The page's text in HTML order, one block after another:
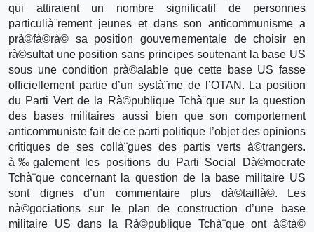
qui attiraient un nombre significatif de personnes
particulià¨rement jeunes et dans son anticommunisme a
prà©fà©rà© sa position gouvernementale de choisir en
rà©sultat une position sans principes soutenant la base US
sous une condition prà©alable que cette base US fasse
officiellement partie d’un systà¨me de l’OTAN. La position
du Parti Vert de la Rà©publique Tchà¨que sur la question
des bases militaires aussi bien que son comportement
anticommuniste fait de ce parti politique l’objet des opinions
critiques de ses collà¨gues des partis verts à©trangers.
à‰galement les positions du Parti Social Dà©mocrate
Tchà¨que concernant la question de la base militaire US
sont dignes d’un commentaire plus dà©taillà©. Les
nà©gociations sur le plan de construction d’une base
militaire US dans la Rà©publique Tchà¨que ont à©tà©